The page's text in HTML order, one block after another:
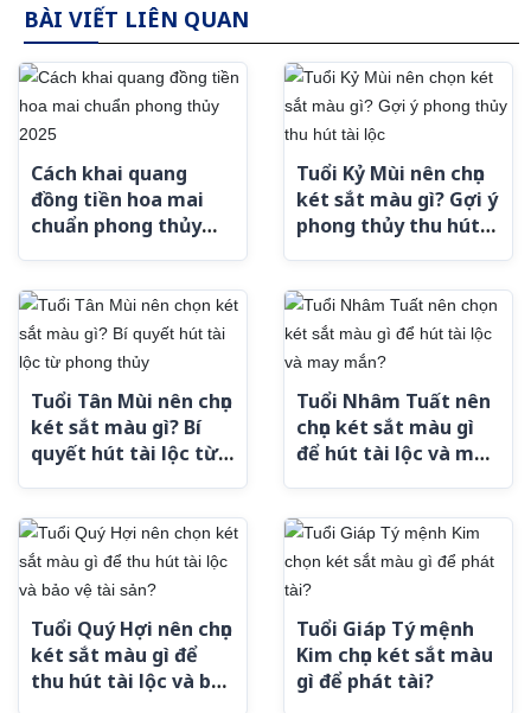
BÀI VIẾT LIÊN QUAN
Cách khai quang
đồng tiền hoa mai
chuẩn phong thủy
Tuổi Kỷ Mùi nên chọn
két sắt màu gì? Gợi ý
phong thủy thu hút
Tuổi Tân Mùi nên chọn
két sắt màu gì? Bí
quyết hút tài lộc từ
Tuổi Nhâm Tuất nên
chọn két sắt màu gì
để hút tài lộc và may
Tuổi Quý Hợi nên chọn
két sắt màu gì để
thu hút tài lộc và bảo
Tuổi Giáp Tý mệnh
Kim chọn két sắt màu
gì để phát tài?